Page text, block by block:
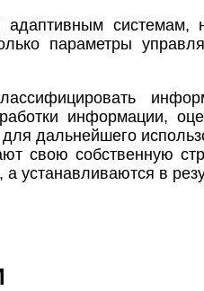
адаптивным системам,
параметры
информации,
дальнейшего
свою собственную
устанавливаются в